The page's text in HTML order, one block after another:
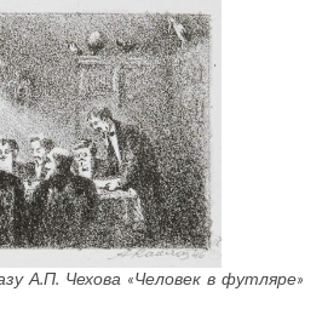
А.П. Чехова «Человек в футляре»